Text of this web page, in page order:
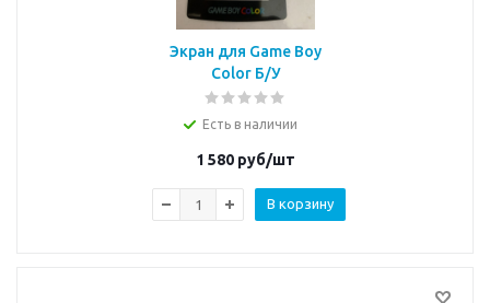
Экран для Game Boy
Color Б/У
Есть в наличии
1 580 руб/шт
В корзину